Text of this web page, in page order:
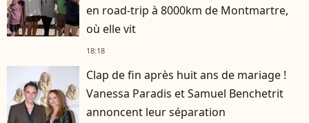
en road-trip à 8000km de Montmartre,
où elle vit
18:18
Clap de fin après huit ans de mariage !
Vanessa Paradis et Samuel Benchetrit
annoncent leur séparation